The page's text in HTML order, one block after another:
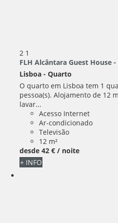
2 1
FLH Alcântara Guest House
Lisboa - Quarto
O quarto em Lisboa tem 1
pessoa(s). Alojamento de 12
lavar...
Acesso Internet
Ar-condicionado
Televisão
12 m²
desde 42 € / noite
+ INFO